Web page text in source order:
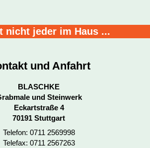
nicht jeder im Haus ...
und Anfahrt
BLASCHKE
und Steinwerk
Eckartstraße 4
70191 Stuttgart
Telefon: 0711 2569998
Telefax: 0711 2567263